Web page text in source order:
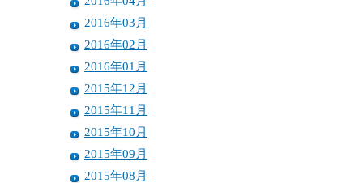
2016年03月
2016年02月
2016年01月
2015年12月
2015年11月
2015年10月
2015年09月
2015年08月